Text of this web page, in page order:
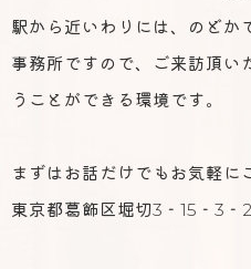
駅から近いわりには、のどか
事務所ですので、ご来訪頂い
うことができる環境です。
まずはお話だけでもお気軽
東京都葛飾区堀切